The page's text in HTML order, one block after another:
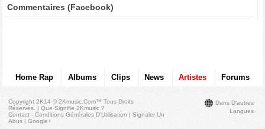
Commentaires (Facebook)
Home Rap Albums Clips News Artistes Forums
Dans D'autres
Langues
Copyright 2K14 © 2Kmusic.com™Tous Droits
Réservés . |Que Signifie 2Kmusic ?
Contact - Conditions Générales D'Utilisation |Signaler Un
Abus |Google+